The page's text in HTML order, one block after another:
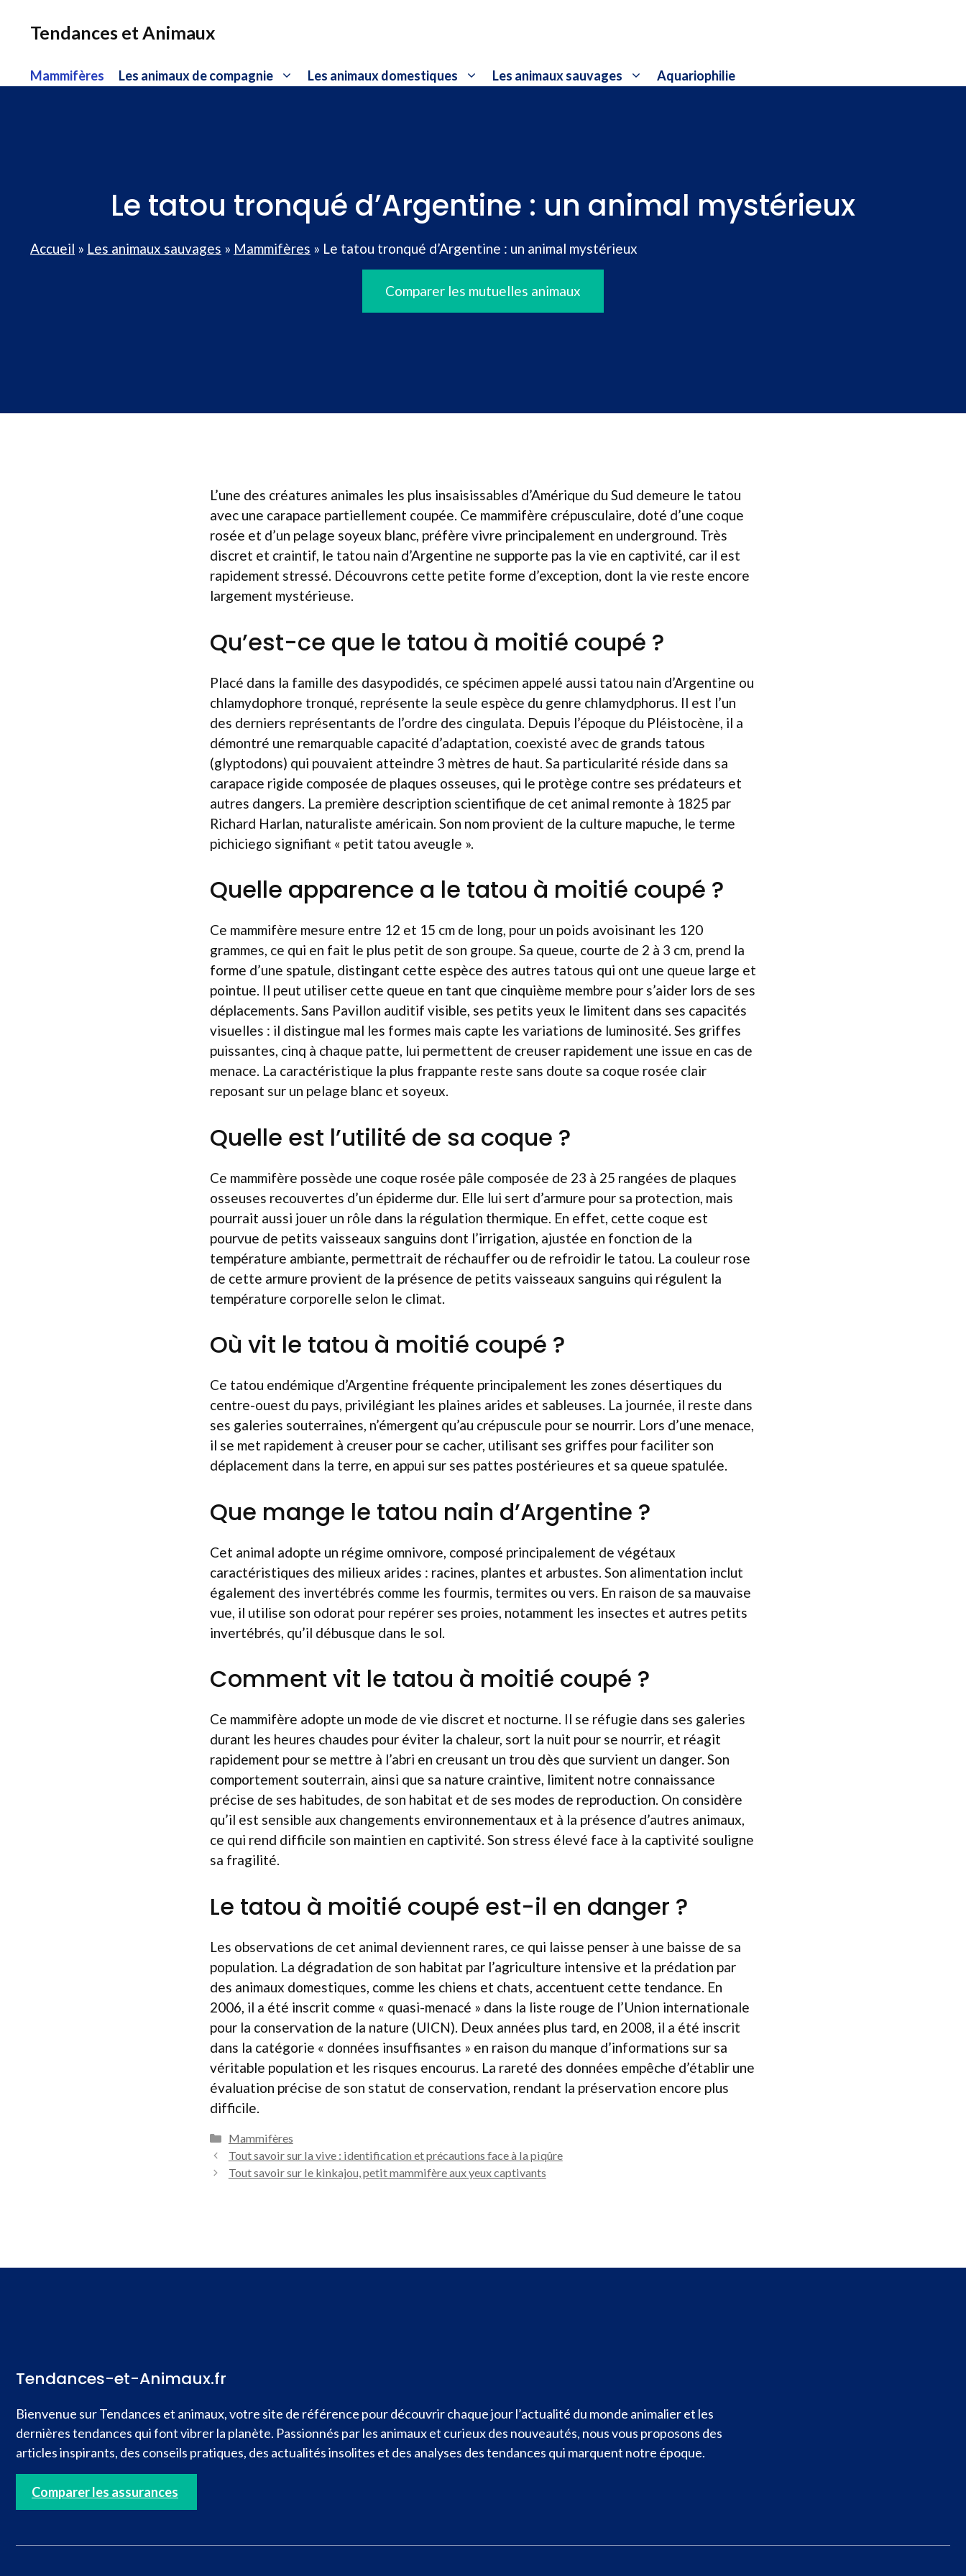
Tendances et Animaux
Mammifères Les animaux de compagnie Les animaux domestiques Les animaux sauvages Aquariophilie
Le tatou tronqué d’Argentine : un animal mystérieux
Accueil » Les animaux sauvages » Mammifères » Le tatou tronqué d’Argentine : un animal mystérieux
Comparer les mutuelles animaux
L’une des créatures animales les plus insaisissables d’Amérique du Sud demeure le tatou
avec une carapace partiellement coupée. Ce mammifère crépusculaire, doté d’une coque
rosée et d’un pelage soyeux blanc, préfère vivre principalement en underground. Très
discret et craintif, le tatou nain d’Argentine ne supporte pas la vie en captivité, car il est
rapidement stressé. Découvrons cette petite forme d’exception, dont la vie reste encore
largement mystérieuse.
Qu’est-ce que le tatou à moitié coupé ?
Placé dans la famille des dasypodidés, ce spécimen appelé aussi tatou nain d’Argentine ou
chlamydophore tronqué, représente la seule espèce du genre chlamydphorus. Il est l’un
des derniers représentants de l’ordre des cingulata. Depuis l’époque du Pléistocène, il a
démontré une remarquable capacité d’adaptation, coexisté avec de grands tatous
(glyptodons) qui pouvaient atteindre 3 mètres de haut. Sa particularité réside dans sa
carapace rigide composée de plaques osseuses, qui le protège contre ses prédateurs et
autres dangers. La première description scientifique de cet animal remonte à 1825 par
Richard Harlan, naturaliste américain. Son nom provient de la culture mapuche, le terme
pichiciego signifiant « petit tatou aveugle ».
Quelle apparence a le tatou à moitié coupé ?
Ce mammifère mesure entre 12 et 15 cm de long, pour un poids avoisinant les 120
grammes, ce qui en fait le plus petit de son groupe. Sa queue, courte de 2 à 3 cm, prend la
forme d’une spatule, distingant cette espèce des autres tatous qui ont une queue large et
pointue. Il peut utiliser cette queue en tant que cinquième membre pour s’aider lors de ses
déplacements. Sans Pavillon auditif visible, ses petits yeux le limitent dans ses capacités
visuelles : il distingue mal les formes mais capte les variations de luminosité. Ses griffes
puissantes, cinq à chaque patte, lui permettent de creuser rapidement une issue en cas de
menace. La caractéristique la plus frappante reste sans doute sa coque rosée clair
reposant sur un pelage blanc et soyeux.
Quelle est l’utilité de sa coque ?
Ce mammifère possède une coque rosée pâle composée de 23 à 25 rangées de plaques
osseuses recouvertes d’un épiderme dur. Elle lui sert d’armure pour sa protection, mais
pourrait aussi jouer un rôle dans la régulation thermique. En effet, cette coque est
pourvue de petits vaisseaux sanguins dont l’irrigation, ajustée en fonction de la
température ambiante, permettrait de réchauffer ou de refroidir le tatou. La couleur rose
de cette armure provient de la présence de petits vaisseaux sanguins qui régulent la
température corporelle selon le climat.
Où vit le tatou à moitié coupé ?
Ce tatou endémique d’Argentine fréquente principalement les zones désertiques du
centre-ouest du pays, privilégiant les plaines arides et sableuses. La journée, il reste dans
ses galeries souterraines, n’émergent qu’au crépuscule pour se nourrir. Lors d’une menace,
il se met rapidement à creuser pour se cacher, utilisant ses griffes pour faciliter son
déplacement dans la terre, en appui sur ses pattes postérieures et sa queue spatulée.
Que mange le tatou nain d’Argentine ?
Cet animal adopte un régime omnivore, composé principalement de végétaux
caractéristiques des milieux arides : racines, plantes et arbustes. Son alimentation inclut
également des invertébrés comme les fourmis, termites ou vers. En raison de sa mauvaise
vue, il utilise son odorat pour repérer ses proies, notamment les insectes et autres petits
invertébrés, qu’il débusque dans le sol.
Comment vit le tatou à moitié coupé ?
Ce mammifère adopte un mode de vie discret et nocturne. Il se réfugie dans ses galeries
durant les heures chaudes pour éviter la chaleur, sort la nuit pour se nourrir, et réagit
rapidement pour se mettre à l’abri en creusant un trou dès que survient un danger. Son
comportement souterrain, ainsi que sa nature craintive, limitent notre connaissance
précise de ses habitudes, de son habitat et de ses modes de reproduction. On considère
qu’il est sensible aux changements environnementaux et à la présence d’autres animaux,
ce qui rend difficile son maintien en captivité. Son stress élevé face à la captivité souligne
sa fragilité.
Le tatou à moitié coupé est-il en danger ?
Les observations de cet animal deviennent rares, ce qui laisse penser à une baisse de sa
population. La dégradation de son habitat par l’agriculture intensive et la prédation par
des animaux domestiques, comme les chiens et chats, accentuent cette tendance. En
2006, il a été inscrit comme « quasi-menacé » dans la liste rouge de l’Union internationale
pour la conservation de la nature (UICN). Deux années plus tard, en 2008, il a été inscrit
dans la catégorie « données insuffisantes » en raison du manque d’informations sur sa
véritable population et les risques encourus. La rareté des données empêche d’établir une
évaluation précise de son statut de conservation, rendant la préservation encore plus
difficile.
Catégories
Mammifères
Tout savoir sur la vive : identification et précautions face à la piqûre
Tout savoir sur le kinkajou, petit mammifère aux yeux captivants
Tendances-et-Animaux.fr
Bienvenue sur Tendances et animaux, votre site de référence pour découvrir chaque jour l’actualité du monde animalier et les
dernières tendances qui font vibrer la planète. Passionnés par les animaux et curieux des nouveautés, nous vous proposons des
articles inspirants, des conseils pratiques, des actualités insolites et des analyses des tendances qui marquent notre époque.
Comparer les assurances